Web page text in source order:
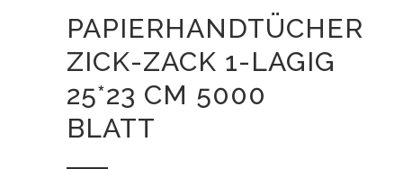
PAPIERHANDTÜCHER
ZICK-ZACK 1-LAGIG
25*23 CM 5000
BLATT